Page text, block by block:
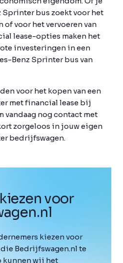
Sprinter bus zoekt voor het
of voor het vervoeren van
lease-opties maken het
investeringen in een
Benz Sprinter bus van
voor het kopen van een
met financial lease bij
vandaag nog contact met
zorgeloos in jouw eigen
bedrijfswagen.
voor
.nl
kiezen voor
Bedrijfswagen.nl te
kunnen wij het